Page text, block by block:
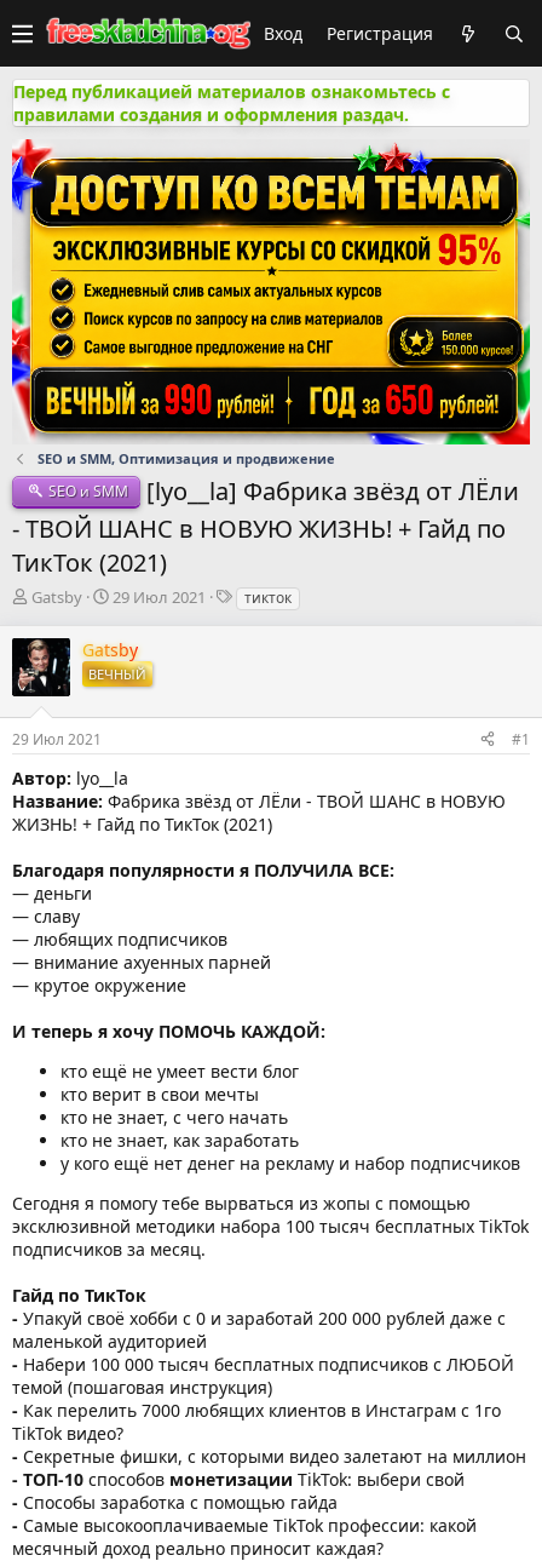
Вход Регистрация
Перед публикацией материалов ознакомьтесь с
правилами создания и оформления раздач.
SEO и SMM, Оптимизация и продвижение
SEO и SMM
[lyo__la] Фабрика звёзд от ЛЁли
- ТВОЙ ШАНС в НОВУЮ ЖИЗНЬ! + Гайд по
ТикТок (2021)
А
т
о
р
м
ы
Gatsby
Д
т
а
н
а
л
а
29 Июл 2021
Ттикток
Gatsby
ВЕЧНЫЙ
29 Июл 2021 #1
Автор: lyo__la
Название: Фабрика звёзд от ЛЁли - ТВОЙ ШАНС в НОВУЮ
ЖИЗНЬ! + Гайд по ТикТок (2021)
Благодаря популярности я ПОЛУЧИЛА ВСЕ:
— деньги
— славу
— любящих подписчиков
— внимание ахуенных парней
— крутое окружение
И теперь я хочу ПОМОЧЬ КАЖДОЙ:
кто ещё не умеет вести блог
кто верит в свои мечты
кто не знает, с чего начать
кто не знает, как заработать
у кого ещё нет денег на рекламу и набор подписчиков
Сегодня я помогу тебе вырваться из жопы с помощью
эксклюзивной методики набора 100 тысяч бесплатных TikTok
подписчиков за месяц.
Гайд по ТикТок
- Упакуй своё хобби с 0 и заработай 200 000 рублей даже с
маленькой аудиторией
- Набери 100 000 тысяч бесплатных подписчиков с ЛЮБОЙ
темой (пошаговая инструкция)
- Как перелить 7000 любящих клиентов в Инстаграм с 1го
TikTok видео?
- Секретные фишки, с которыми видео залетают на миллион
- ТОП-10 способов монетизации TikTok: выбери свой
- Способы заработка с помощью гайда
- Самые высокооплачиваемые TikTok профессии: какой
месячный доход реально приносит каждая?